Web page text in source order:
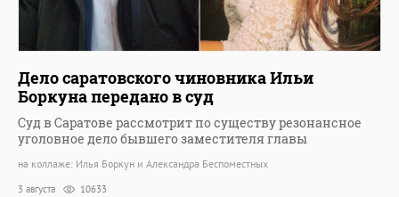
Дело саратовского чиновника Ильи
Боркуна передано в суд
Суд в Саратове рассмотрит по существу резонансное
уголовное дело бывшего заместителя главы
на коллаже: Илья Боркун и Александра Беспоместных
3 августа 10633